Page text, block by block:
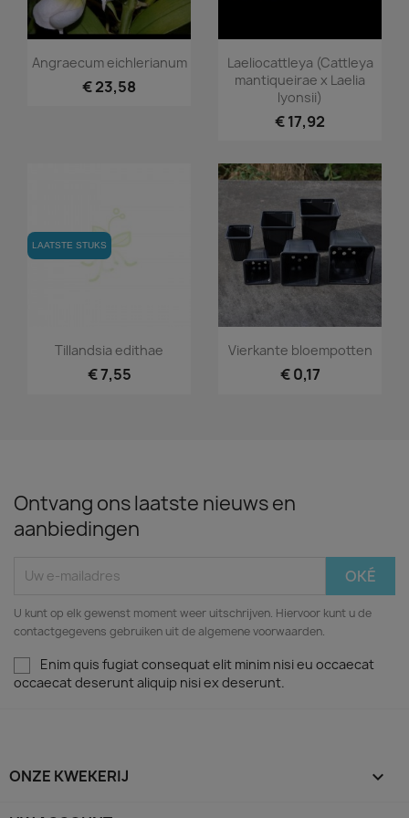
Snel bekijken
Angraecum eichlerianum
€ 23,58
Snel bekijken
Laeliocattleya (Cattleya
mantiqueirae x Laelia
lyonsii)
€ 17,92
LAATSTE STUKS
Snel bekijken
Tillandsia edithae
€ 7,55
Snel bekijken
Vierkante bloempotten
€ 0,17
Ontvang ons laatste nieuws en
aanbiedingen
U kunt op elk gewenst moment weer uitschrijven. Hiervoor kunt u de
contactgegevens gebruiken uit de algemene voorwaarden.
Enim quis fugiat consequat elit minim nisi eu occaecat
occaecat deserunt aliquip nisi ex deserunt.
ONZE KWEKERIJ 